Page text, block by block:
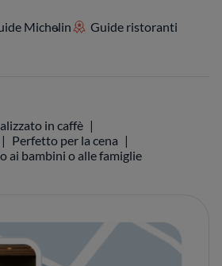
Michelin
Guide ristoranti
in caffè
Perfetto per la cena
ai bambini o alle famiglie